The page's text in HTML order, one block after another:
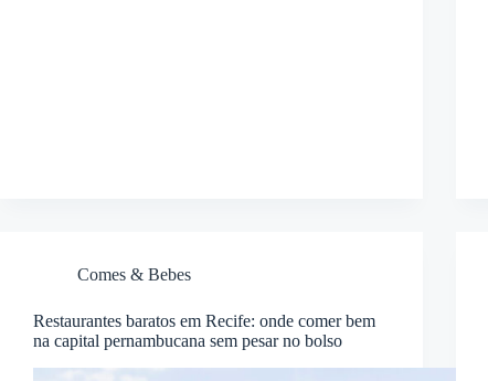
Comes & Bebes
Restaurantes baratos em Recife: onde comer bem
na capital pernambucana sem pesar no bolso